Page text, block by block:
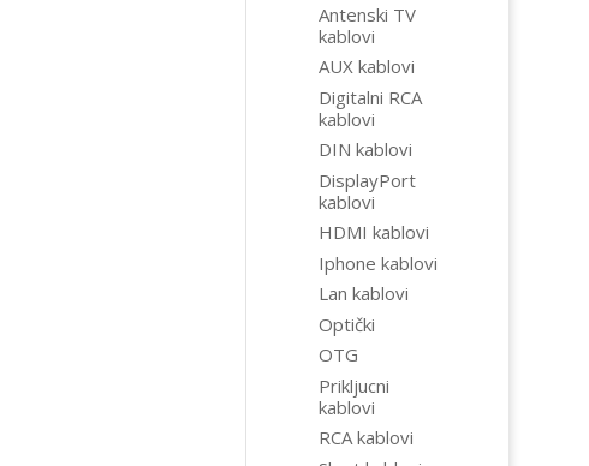
Antenski TV
kablovi
AUX kablovi
Digitalni RCA
kablovi
DIN kablovi
DisplayPort
kablovi
HDMI kablovi
Iphone kablovi
Lan kablovi
Optički
OTG
Prikljucni
kablovi
RCA kablovi